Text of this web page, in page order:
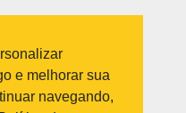
20970-031
e melhorar sua
navegando,